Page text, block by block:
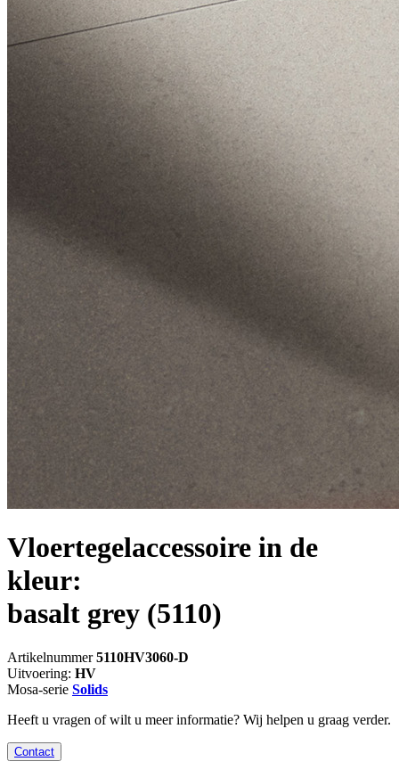
Vloertegelaccessoire in de
kleur:
basalt grey (5110)
Artikelnummer5110HV3060-D
Uitvoering: HV
Mosa-serie Solids
Heeft u vragen of wilt u meer informatie? Wij helpen u graag verder.
Contact